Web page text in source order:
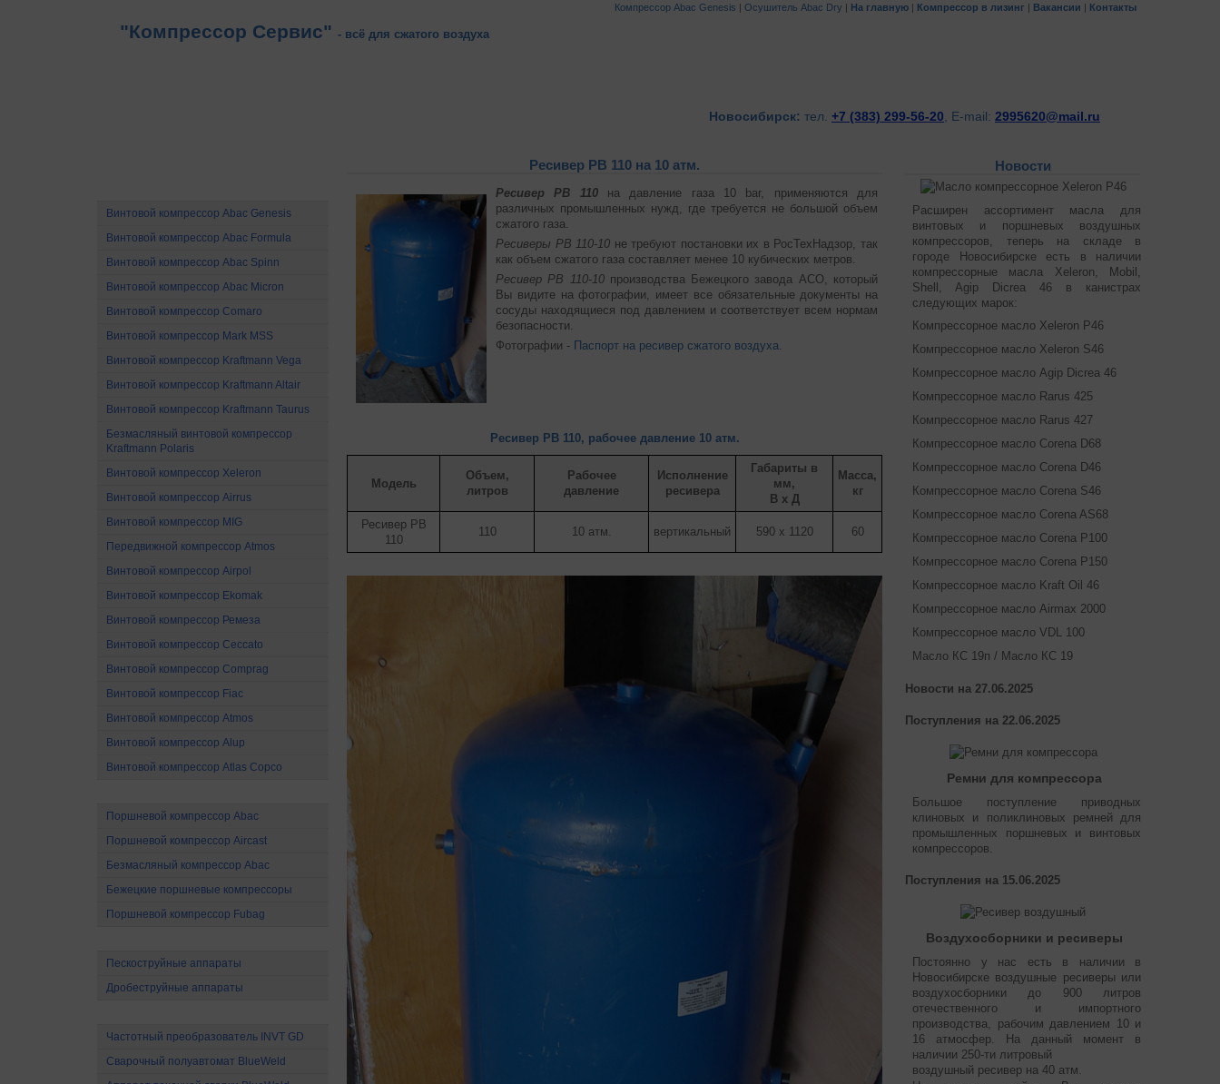
Компрессор Abac Genesis | Осушитель Abac Dry | На главную | Компрессор в лизинг | Вакансии | Контакты
"Компрессор Сервис" - всё для сжатого воздуха
Новосибирск: тел. +7 (383) 299-56-20 , E-mail: 2995620@mail.ru
Винтовой компрессор Abac Genesis
Винтовой компрессор Abac Formula
Винтовой компрессор Abac Spinn
Винтовой компрессор Abac Micron
Винтовой компрессор Comaro
Винтовой компрессор Mark MSS
Винтовой компрессор Kraftmann Vega
Винтовой компрессор Kraftmann Altair
Винтовой компрессор Kraftmann Taurus
Безмасляный винтовой компрессор
Kraftmann Polaris
Винтовой компрессор Xeleron
Винтовой компрессор Airrus
Винтовой компрессор MIG
Передвижной компрессор Atmos
Винтовой компрессор Airpol
Винтовой компрессор Ekomak
Винтовой компрессор Ремеза
Винтовой компрессор Ceccato
Винтовой компрессор Comprag
Винтовой компрессор Fiac
Винтовой компрессор Atmos
Винтовой компрессор Alup
Винтовой компрессор Atlas Copco
Поршневой компрессор Abac
Поршневой компрессор Aircast
Безмасляный компрессор Abac
Бежецкие поршневые компрессоры
Поршневой компрессор Fubag
Пескоструйные аппараты
Дробеструйные аппараты
Частотный преобразователь INVT GD
Сварочный полуавтомат BlueWeld
Ресивер РВ 110 на 10 атм.
Ресивер РВ 110на давление газа 10 bar, применяются для
различных промышленных нужд, где требуется не большой объем
сжатого газа.
Ресиверы РВ 110-10 не требуют постановки их в РосТехНадзор, так
как объем сжатого газа составляет менее 10 кубических метров.
Ресивер РВ 110-10производства Бежецкого завода АСО, который
Вы видите на фотографии, имеет все обязательные документы на
сосуды находящиеся под давлением и соответствует всем нормам
безопасности.
Фотографии - Паспорт на ресивер сжатого воздуха.
Ресивер РВ 110, рабочее давление 10 атм.
Модель
Объем,
литров
Рабочее
давление
Исполнение
ресивера
Габариты в
мм,
В х Д
Масса,
кг
Ресивер РВ
110
110 10 атм. вертикальный 590 x 1120 60
Новости
Расширен ассортимент масла для
винтовых и поршневых воздушных
компрессоров, теперь на складе в
городе Новосибирске есть в наличии
компрессорные масла Xeleron, Mobil,
Shell, Agip Dicrea 46 в канистрах
следующих марок:
Компрессорное масло Xeleron P46
Компрессорное масло Xeleron S46
Компрессорное масло Agip Dicrea 46
Компрессорное масло Rarus 425
Компрессорное масло Rarus 427
Компрессорное масло Corena D68
Компрессорное масло Corena D46
Компрессорное масло Corena S46
Компрессорное масло Corena AS68
Компрессорное масло Corena P100
Компрессорное масло Corena P150
Компрессорное масло Kraft Oil 46
Компрессорное масло Airmax 2000
Компрессорное масло VDL 100
Масло КС 19п / Масло КС 19
Новости на 27.06.2025
Поступления на 22.06.2025
Ремни для компрессора
Большое поступление приводных
клиновых и поликлиновых ремней для
промышленных поршневых и винтовых
компрессоров.
Поступления на 15.06.2025
Воздухосборники и ресиверы
Постоянно у нас есть в наличии в
Новосибирске воздушные ресиверы или
воздухосборники до 900 литров
отечественного и импортного
производства, рабочим давлением 10 и
16 атмосфер. На данный момент в
наличии 250-ти литровый
воздушный ресивер на 40 атм.